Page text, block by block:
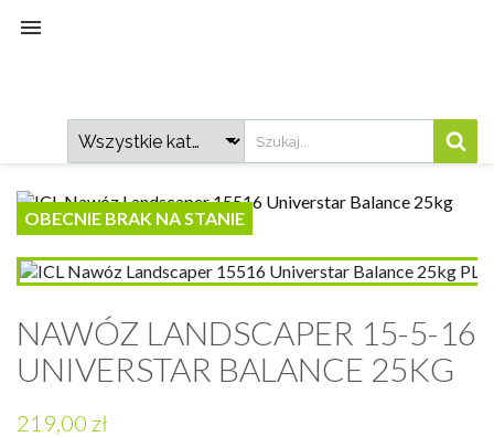

OBECNIE BRAK NA STANIE
NAWÓZ LANDSCAPER 15-5-16
UNIVERSTAR BALANCE 25KG
219,00 zł